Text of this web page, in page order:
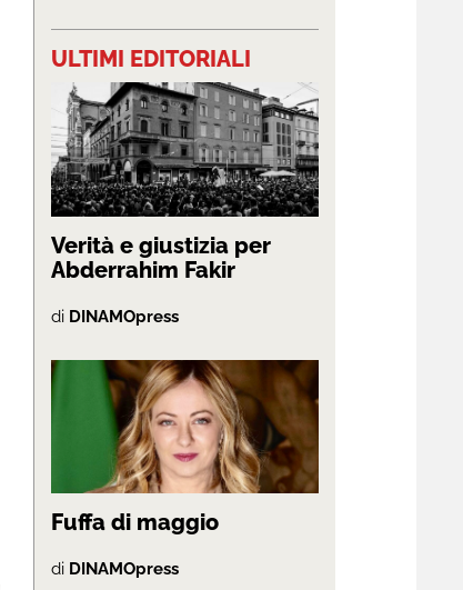
ULTIMI EDITORIALI
Verità e giustizia per
Abderrahim Fakir
di DINAMOpress
Fuffa di maggio
di DINAMOpress